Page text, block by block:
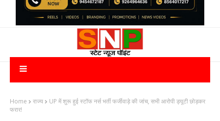
Home राज्य
UP में शुरू हुई स्टॉफ नर्स भर्ती फर्जीवाड़े की जांच, सभी आरोपी ड्यूटी छोड़कर
फरार!